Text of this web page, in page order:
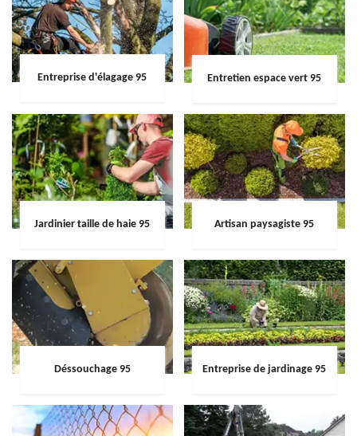
Entreprise d'élagage 95 Entretien espace vert 95
Jardinier taille de haie 95 Artisan paysagiste 95
Déssouchage 95 Entreprise de jardinage 95